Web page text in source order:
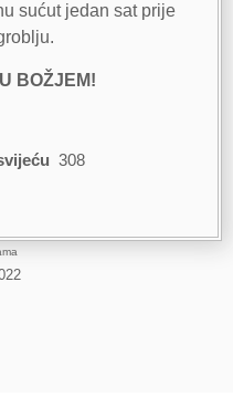
sućut jedan sat prije
BOŽJEM!
308